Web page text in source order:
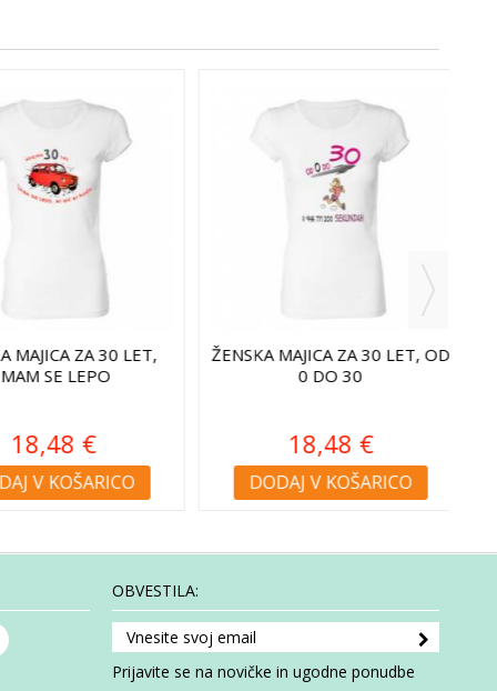
ZA 30 LET,
SE LEPO
18,48 €
V KOŠARICO
ŽENSKA MAJICA ZA 30 LET, OD
0 DO 30
18,48 €
DODAJ V KOŠARICO
OBVESTILA:
Prijavite se na novičke in ugodne ponudbe